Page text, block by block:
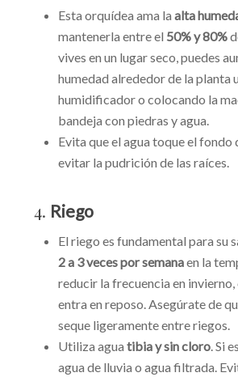
Esta orquídea ama la alta
mantenerla entre el 50% y 80%
vives en un lugar seco, puedes
humedad alrededor de la planta
humidificador o colocando la
bandeja con piedras y agua.
Evita que el agua toque el fondo
evitar la pudrición de las raíces.
4. Riego
El riego es fundamental para su
2 a 3 veces por semanaen la
reducir la frecuencia en
entra en reposo. Asegúrate de
seque ligeramente entre riegos.
Utiliza agua tibia y sin cloro. Si
agua de lluvia o agua filtrada.